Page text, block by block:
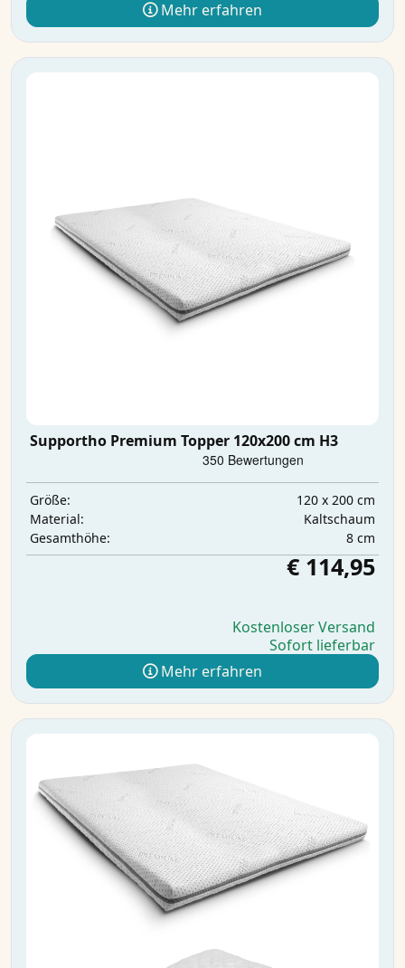
Mehr erfahren
Supportho Premium Topper 120x200 cm H3
Größe:
120 x 200 cm
Material:
Kaltschaum
Gesamthöhe:
8 cm
€ 114,95
Kostenloser Versand
Sofort lieferbar
Mehr erfahren